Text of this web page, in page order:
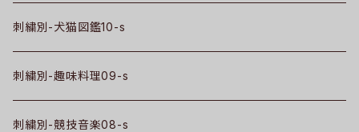
刺繍別-犬猫図鑑10-s
刺繍別-趣味料理09-s
刺繍別-競技音楽08-s